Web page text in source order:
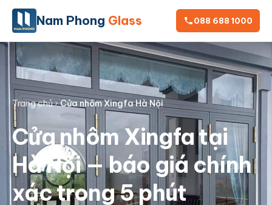
Nam Phong Glass 088 688 1000
Trang chủ›Cửa nhôm Xingfa Hà Nội
Cửa nhôm Xingfa tại
Hà Nội — báo giá chính
xác trong 5 phút